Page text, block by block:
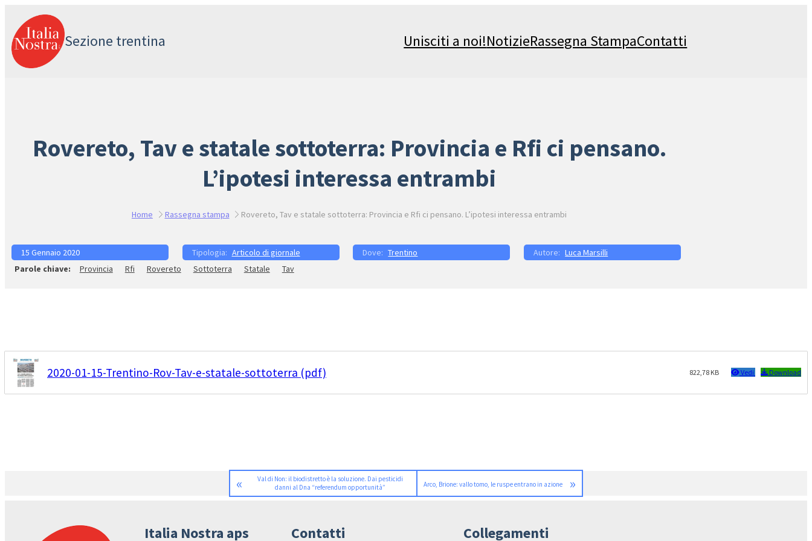
al
contenuto
Sezione trentina Unisciti a noi!NotizieRassegna StampaContatti
Rovereto, Tav e statale sottoterra: Provincia e Rfi ci pensano.
L’ipotesi interessa entrambi
Home Rassegna stampa Rovereto, Tav e statale sottoterra: Provincia e Rfi ci pensano. L’ipotesi interessa entrambi
15 Gennaio 2020 Articolo di giornale Trentino
Luca Marsilli
Provincia
Rfi Rovereto Sottoterra Statale Tav
2020-01-15-Trentino-Rov-Tav-e-statale-sottoterra (pdf) 822,78 KB Vedi Download
«
Val di Non: il biodistretto è la soluzione. Dai pesticidi
danni al Dna “referendum opportunità”
Arco, Brione: vallo tomo, le ruspe entrano in azione »
Italia Nostra aps Contatti Collegamenti